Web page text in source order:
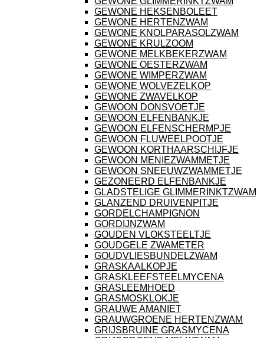
GEWONE HEKSENBOLEET
GEWONE HERTENZWAM
GEWONE KNOLPARASOLZWAM
GEWONE KRULZOOM
GEWONE MELKBEKERZWAM
GEWONE OESTERZWAM
GEWONE WIMPERZWAM
GEWONE WOLVEZELKOP
GEWONE ZWAVELKOP
GEWOON DONSVOETJE
GEWOON ELFENBANKJE
GEWOON ELFENSCHERMPJE
GEWOON FLUWEELPOOTJE
GEWOON KORTHAARSCHIJFJE
GEWOON MENIEZWAMMETJE
GEWOON SNEEUWZWAMMETJE
GEZONEERD ELFENBANKJE
GLADSTELIGE GLIMMERINKTZWAM
GLANZEND DRUIVENPITJE
GORDELCHAMPIGNON
GORDIJNZWAM
GOUDEN VLOKSTEELTJE
GOUDGELE ZWAMETER
GOUDVLIESBUNDELZWAM
GRASKAALKOPJE
GRASKLEEFSTEELMYCENA
GRASLEEMHOED
GRASMOSKLOKJE
GRAUWE AMANIET
GRAUWGROENE HERTENZWAM
GRIJSBRUINE GRASMYCENA